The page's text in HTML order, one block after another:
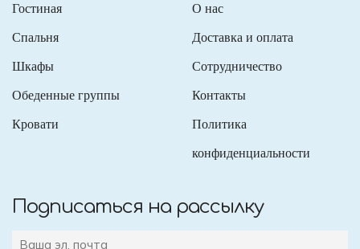
Гостиная
Спальня
Шкафы
Обеденные группы
Кровати
О нас
Доставка и оплата
Сотрудничество
Контакты
Политика
конфиденциальности
Подписаться на рассылку